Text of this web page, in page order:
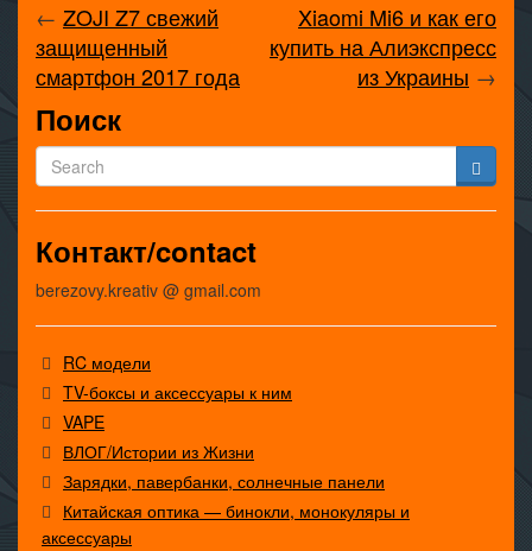
← ZOJI Z7 свежий
защищенный
смартфон 2017 года
Xiaomi Mi6 и как его
купить на Алиэкспресс
из Украины →
Поиск
Контакт/contact
berezovy.kreativ @ gmail.com
RC модели
TV-боксы и аксессуары к ним
VAPE
ВЛОГ/Истории из Жизни
Зарядки, павербанки, солнечные панели
Китайская оптика — бинокли, монокуляры и
аксессуары